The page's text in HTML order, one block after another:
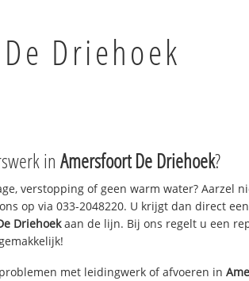
Driehoek
in Amersfoort De Driehoek?
verstopping of geen warm water? Aarzel
op via 033-2048220. U krijgt dan direct
Driehoekaan de lijn. Bij ons regelt u een
met leidingwerk of afvoeren in